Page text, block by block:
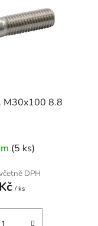
M30x100 8.8
(5 ks)
DPH
/ ks